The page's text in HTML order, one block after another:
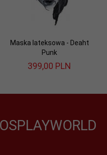
Maska lateksowa - Deaht
Punk
399,00 PLN